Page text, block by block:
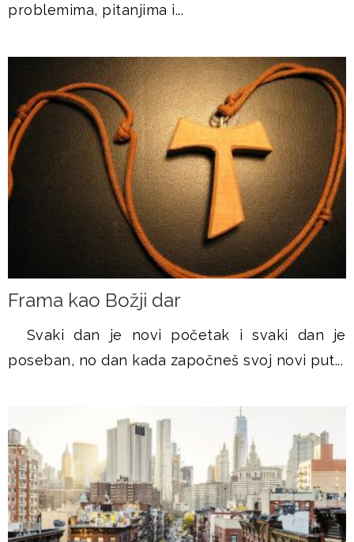
problemima, pitanjima i...
Frama kao Božji dar
Svaki dan je novi početak i svaki dan je
poseban, no dan kada započneš svoj novi put...